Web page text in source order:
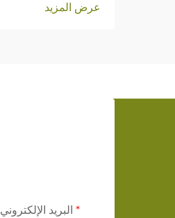
عرض المزيد
البريد الإلكتروني